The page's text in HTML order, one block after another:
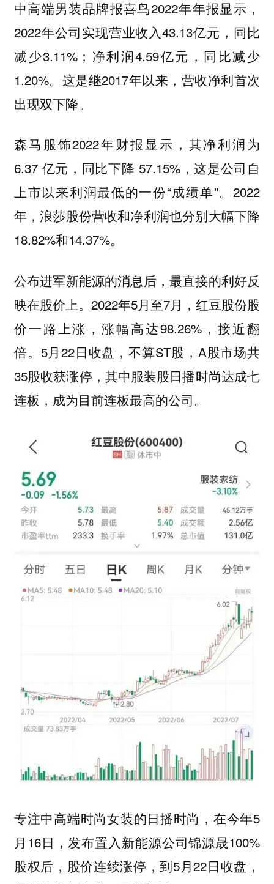
中高端男装品牌报喜鸟2022年年报显示，
2022年公司实现营业收入43.13亿元，同比
减少3.11%；净利润4.59亿元，同比减少
1.20%。这是继2017年以来，营收净利首次
出现双下降。
森马服饰2022年财报显示，其净利润为
6.37 亿元，同比下降 57.15%，这是公司自
上市以来利润最低的一份“成绩单”。2022
年，浪莎股份营收和净利润也分别大幅下降
18.82%和14.37%。
公布进军新能源的消息后，最直接的利好反
映在股价上。2022年5月至7月，红豆股份股
价一路上涨，涨幅高达98.26%，接近翻
倍。5月22日收盘，不算ST股，A股市场共
35股收获涨停，其中服装股日播时尚达成七
连板，成为目前连板最高的公司。
专注中高端时尚女装的日播时尚，在今年5
月16日，发布置入新能源公司锦源晟100%
股权后，股价连续涨停，到5月22日收盘，